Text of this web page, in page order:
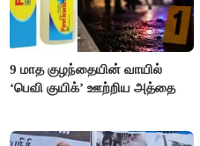
9 மாத குழந்தையின் வாயில்
‘பெவி குயிக்’ ஊற்றிய அத்தை